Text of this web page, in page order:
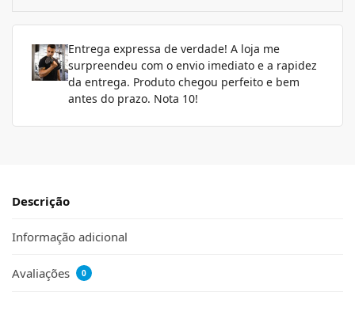
Entrega expressa de verdade! A loja me
surpreendeu com o envio imediato e a rapidez
da entrega. Produto chegou perfeito e bem
antes do prazo. Nota 10!
Descrição
Informação adicional
Avaliações 0